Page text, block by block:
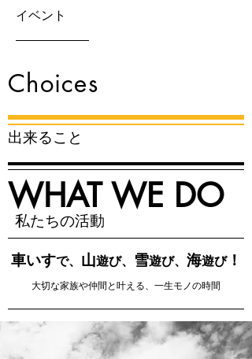
イベント
Choices
出来ること
WHAT WE DO
私たちの活動
車いすで、 山遊び、 雪遊び、 海遊び！
大切な家族や仲間と叶える、一生モノの時間